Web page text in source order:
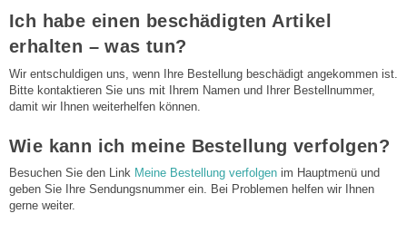
Ich habe einen beschädigten Artikel
erhalten – was tun?
Wir entschuldigen uns, wenn Ihre Bestellung beschädigt angekommen ist.
Bitte kontaktieren Sie uns mit Ihrem Namen und Ihrer Bestellnummer,
damit wir Ihnen weiterhelfen können.
Wie kann ich meine Bestellung verfolgen?
Besuchen Sie den Link Meine Bestellung verfolgen im Hauptmenü und
geben Sie Ihre Sendungsnummer ein. Bei Problemen helfen wir Ihnen
gerne weiter.